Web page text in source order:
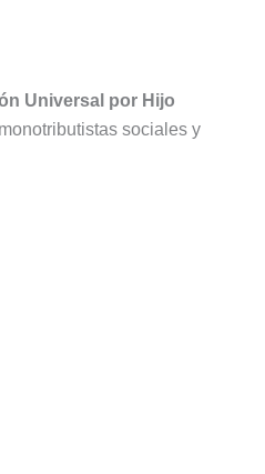
Universal por Hijo
sociales y